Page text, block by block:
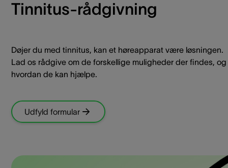
Tinnitus-rådgivning
Døjer du med tinnitus, kan et høreapparat være løsningen.
Lad os rådgive om de forskellige muligheder der findes, og
hvordan de kan hjælpe.
Udfyld formular